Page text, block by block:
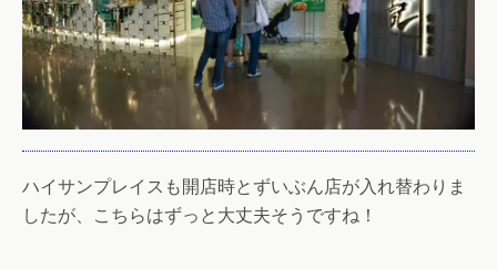
ハイサンプレイスも開店時とずいぶん店が入れ替わりま
したが、こちらはずっと大丈夫そうですね！